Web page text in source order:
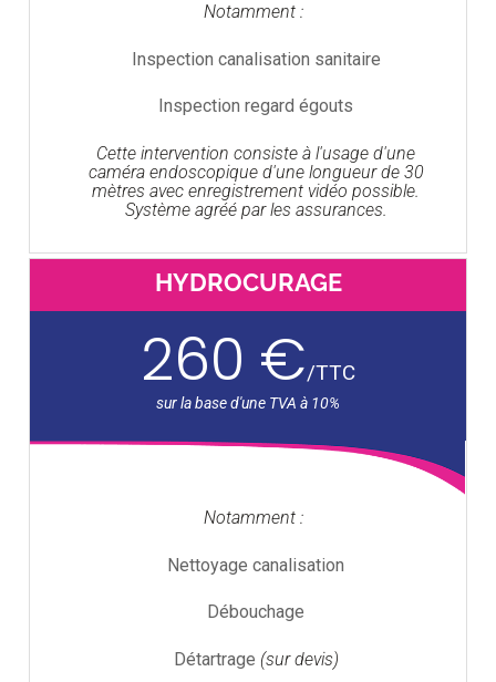
Notamment :
Inspection canalisation sanitaire
Inspection regard égouts
Cette intervention consiste à l'usage d'une
caméra endoscopique d'une longueur de 30
mètres avec enregistrement vidéo possible.
Système agréé par les assurances.
HYDROCURAGE
260 €/TTC
Notamment :
Nettoyage canalisation
Débouchage
Détartrage (sur devis)